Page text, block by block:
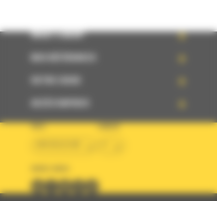
WHAT’S NEW?
PAYS LANGUE